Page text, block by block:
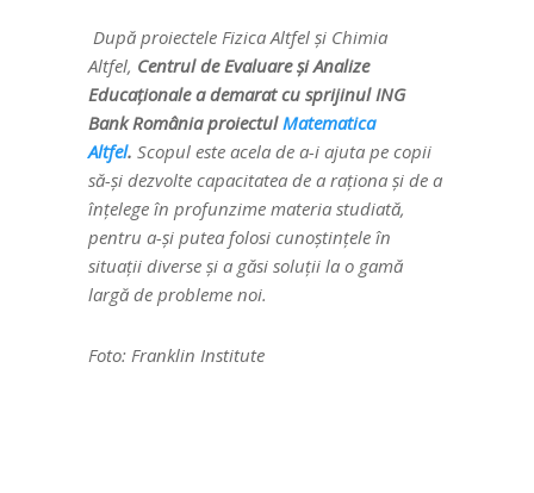
După proiectele Fizica Altfel și Chimia
Altfel, Centrul de Evaluare și Analize
Educaționale a demarat cu sprijinul ING
Bank România proiectulMatematica
Altfel. Scopul este acela de a-i ajuta pe copii
să-și dezvolte capacitatea de a raționa și de a
înțelege în profunzime materia studiată,
pentru a-și putea folosi cunoștințele în
situații diverse și a găsi soluții la o gamă
largă de probleme noi.
Foto: Franklin Institute